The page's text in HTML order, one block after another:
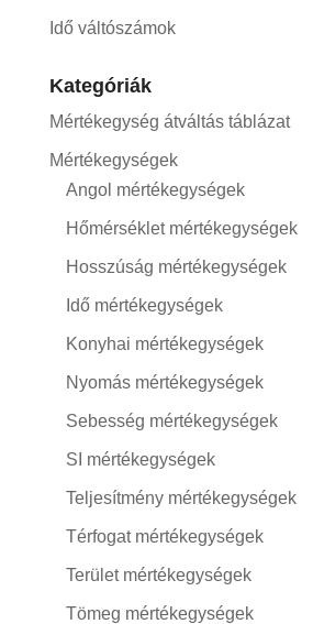
Idő váltószámok
Kategóriák
Mértékegység átváltás táblázat
Mértékegységek
Angol mértékegységek
Hőmérséklet mértékegységek
Hosszúság mértékegységek
Idő mértékegységek
Konyhai mértékegységek
Nyomás mértékegységek
Sebesség mértékegységek
SI mértékegységek
Teljesítmény mértékegységek
Térfogat mértékegységek
Terület mértékegységek
Tömeg mértékegységek